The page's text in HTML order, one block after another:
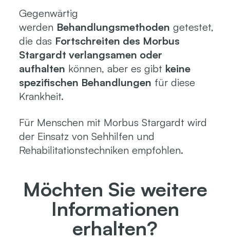
Gegenwärtig
werden Behandlungsmethoden getestet,
die das Fortschreiten des Morbus
Stargardt verlangsamen oder
aufhalten können, aber es gibt keine
spezifischen Behandlungen für diese
Krankheit.
Für Menschen mit Morbus Stargardt wird
der Einsatz von Sehhilfen und
Rehabilitationstechniken empfohlen.
Möchten Sie weitere
Informationen
erhalten?